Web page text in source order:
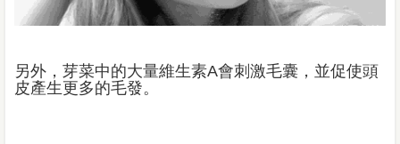
另外，芽菜中的大量維生素A會刺激毛囊，並促使頭
皮產生更多的毛發。